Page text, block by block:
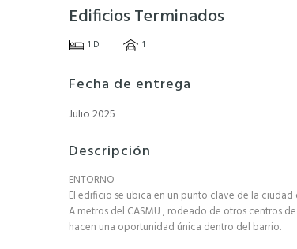
Edificios Terminados
1 D 1
Fecha de entrega
Julio 2025
Descripción
ENTORNO
El edificio se ubica en un punto clave de la
A metros del CASMU , rodeado de otros centros
hacen una oportunidad única dentro del barrio.